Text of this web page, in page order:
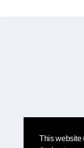
This website